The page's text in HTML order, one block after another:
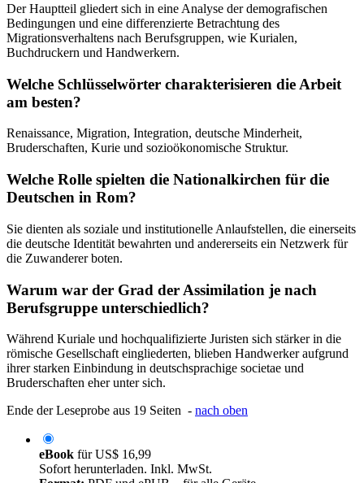
Der Hauptteil gliedert sich in eine Analyse der demografischen
Bedingungen und eine differenzierte Betrachtung des
Migrationsverhaltens nach Berufsgruppen, wie Kurialen,
Buchdruckern und Handwerkern.
Welche Schlüsselwörter charakterisieren die Arbeit
am besten?
Renaissance, Migration, Integration, deutsche Minderheit,
Bruderschaften, Kurie und sozioökonomische Struktur.
Welche Rolle spielten die Nationalkirchen für die
Deutschen in Rom?
Sie dienten als soziale und institutionelle Anlaufstellen, die einerseits
die deutsche Identität bewahrten und andererseits ein Netzwerk für
die Zuwanderer boten.
Warum war der Grad der Assimilation je nach
Berufsgruppe unterschiedlich?
Während Kuriale und hochqualifizierte Juristen sich stärker in die
römische Gesellschaft eingliederten, blieben Handwerker aufgrund
ihrer starken Einbindung in deutschsprachige societae und
Bruderschaften eher unter sich.
Ende der Leseprobe aus 19 Seiten - nach oben
eBook fürUS$ 16,99
Sofort herunterladen. Inkl. MwSt.